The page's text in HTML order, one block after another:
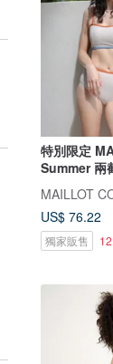
特別限定
Summer 兩
MAILLOT
US$ 76.22
獨家販售